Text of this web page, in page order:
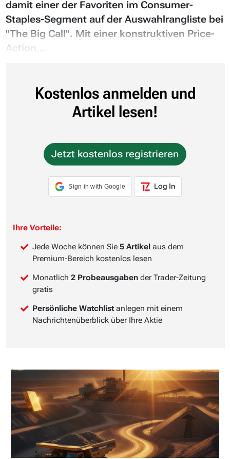
damit einer der Favoriten im Consumer-
Staples-Segment auf der Auswahlrangliste bei
"The Big Call". Mit einer konstruktiven Price-
Action...
Kostenlos anmelden und
Artikel lesen!
Jetzt kostenlos registrieren
Sign in with Google Log In
Ihre Vorteile:
Jede Woche können Sie 5 Artikel aus dem
Premium-Bereich kostenlos lesen
Monatlich 2 Probeausgaben der Trader-Zeitung
gratis
Persönliche Watchlist anlegen mit einem
Nachrichtenüberblick über Ihre Aktie